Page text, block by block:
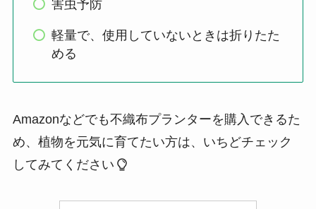
害虫予防
軽量で、使用していないときは折りたた
める
Amazonなどでも不織布プランターを購入できるた
め、植物を元気に育てたい方は、いちどチェック
してみてください